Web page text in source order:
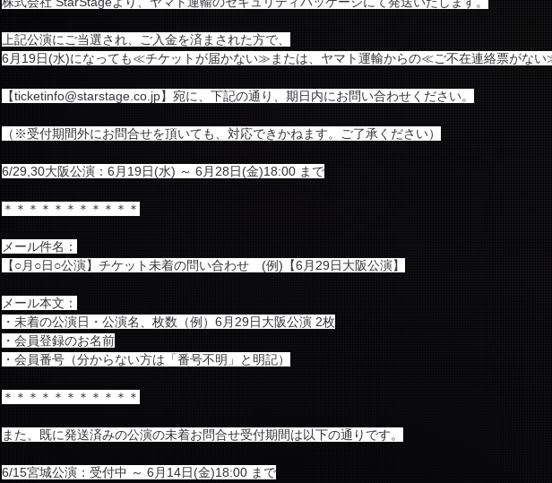
上記公演にご当選され、ご入金を済まされた方で、
6月19日(水)になっても≪チケットが届かない≫または、ヤマト運輸からの≪ご不在連絡票がな
【ticketinfo@starstage.co.jp】宛に、下記の通り、期日内にお問い合わせください。
（※受付期間外にお問合せを頂いても、対応できかねます。ご了承ください）
6/29,30大阪公演：6月19日(水) ～ 6月28日(金)18:00 まで
＊＊＊＊＊＊＊＊＊＊＊
メール件名：
【○月○日○公演】チケット未着の問い合わせ　(例)【6月29日大阪公演】
メール本文：
・未着の公演日・公演名、枚数（例）6月29日大阪公演 2枚
・会員登録のお名前
・会員番号（分からない方は「番号不明」と明記）
＊＊＊＊＊＊＊＊＊＊＊
また、既に発送済みの公演の未着お問合せ受付期間は以下の通りです。
6/15宮城公演：受付中 ～ 6月14日(金)18:00 まで